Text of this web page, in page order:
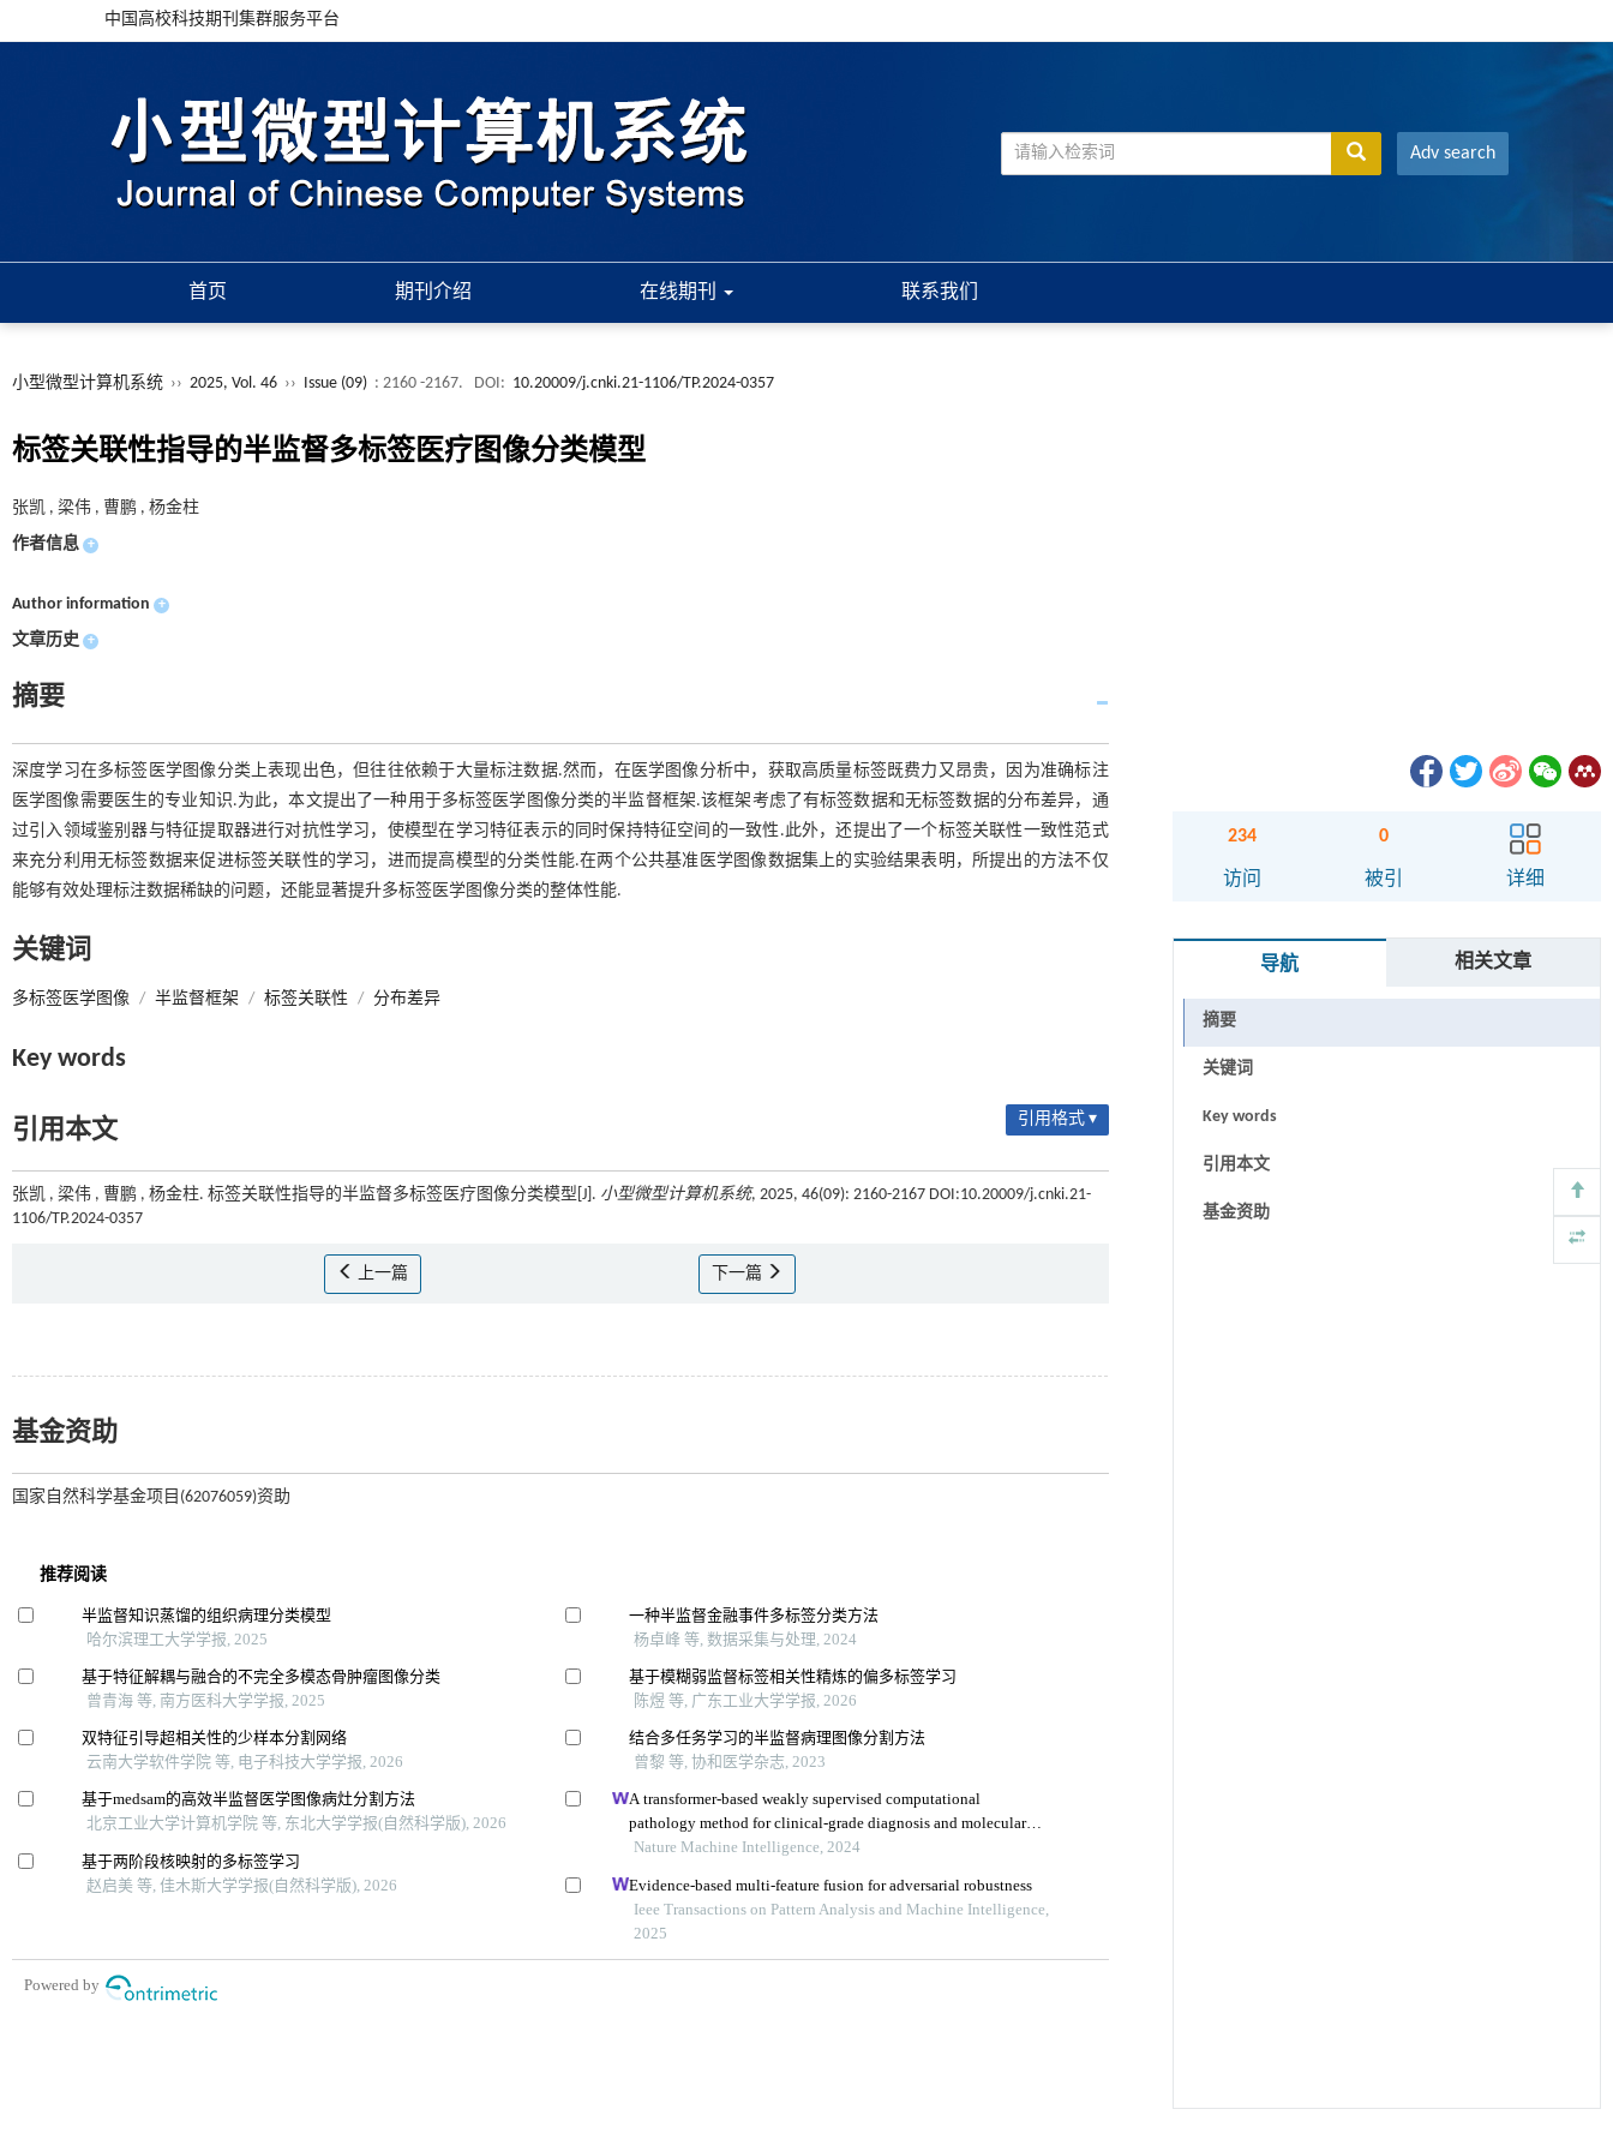
中国高校科技期刊集群服务平台
Adv search
首页 期刊介绍 在线期刊 联系我们
小型微型计算机系统 ›› 2025, Vol. 46 ›› Issue (09) : 2160 -2167. DOI: 10.20009/j.cnki.21-1106/TP.2024-0357
标签关联性指导的半监督多标签医疗图像分类模型
张凯 , 梁伟 , 曹鹏 , 杨金柱
作者信息 +
Author information +
文章历史 +
摘要
深度学习在多标签医学图像分类上表现出色，但往往依赖于大量标注数据.然而，在医学图像分析中，获取高质量标签既费力又昂贵，因为准确标注
医学图像需要医生的专业知识.为此，本文提出了一种用于多标签医学图像分类的半监督框架.该框架考虑了有标签数据和无标签数据的分布差异，通
过引入领域鉴别器与特征提取器进行对抗性学习，使模型在学习特征表示的同时保持特征空间的一致性.此外，还提出了一个标签关联性一致性范式
来充分利用无标签数据来促进标签关联性的学习，进而提高模型的分类性能.在两个公共基准医学图像数据集上的实验结果表明，所提出的方法不仅
能够有效处理标注数据稀缺的问题，还能显著提升多标签医学图像分类的整体性能.
关键词
多标签医学图像 / 半监督框架 / 标签关联性 / 分布差异
Key words
引用本文 引用格式 ▾
张凯 , 梁伟 , 曹鹏 , 杨金柱. 标签关联性指导的半监督多标签医疗图像分类模型[J]. 小型微型计算机系统, 2025, 46(09): 2160-2167 DOI:10.20009/j.cnki.21-
1106/TP.2024-0357
上一篇 下一篇
基金资助
国家自然科学基金项目(62076059)资助
234
访问
0
被引 详细
导航 相关文章
摘要
关键词
Key words
引用本文
基金资助